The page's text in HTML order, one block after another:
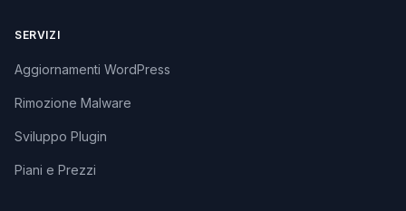
SERVIZI
Aggiornamenti WordPress
Rimozione Malware
Sviluppo Plugin
Piani e Prezzi